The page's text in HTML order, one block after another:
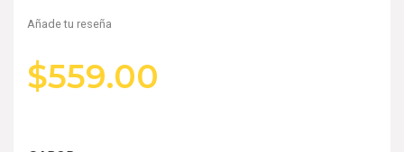
Añade tu reseña
$559.00